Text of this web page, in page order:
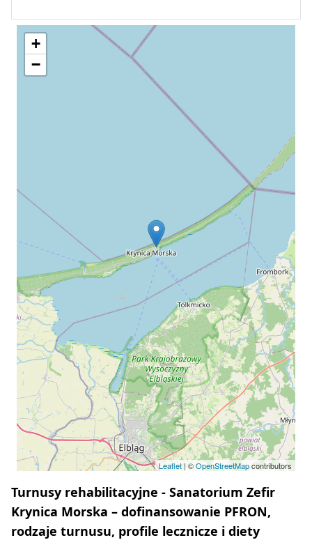
+
−
Leaflet | ©OpenStreetMapcontributors
Turnusy rehabilitacyjne - Sanatorium Zefir
Krynica Morska – dofinansowanie PFRON,
rodzaje turnusu, profile lecznicze i diety